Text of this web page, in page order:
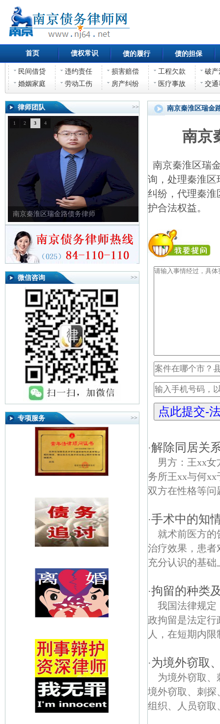
首页 债权常识 债的履行 债的担保
民间借贷 违约责任 损害赔偿 工程欠款
破产
婚姻家庭
劳动工伤 房产纠纷 医疗事故 交通
律师团队 >>
南京秦淮区瑞金路债权债务律师
1 2 3 4
微信咨询 >>
专项服务 >>
南京秦淮区瑞金
南京
南京秦淮区瑞
询，处理秦淮区
纠纷，代理秦淮
护合法权益。
·解除同居关
男方：王xx
务所王xx与何xx
双方在性格等问
·手术中的知
就术前医方的
治疗效果，患者
充分认识的基
·拘留的种类
我国法律规
政拘留是法定行
人，在短期内
·为境外窃取
为境外窃取
境外窃取、刺探
组织、人员窃取